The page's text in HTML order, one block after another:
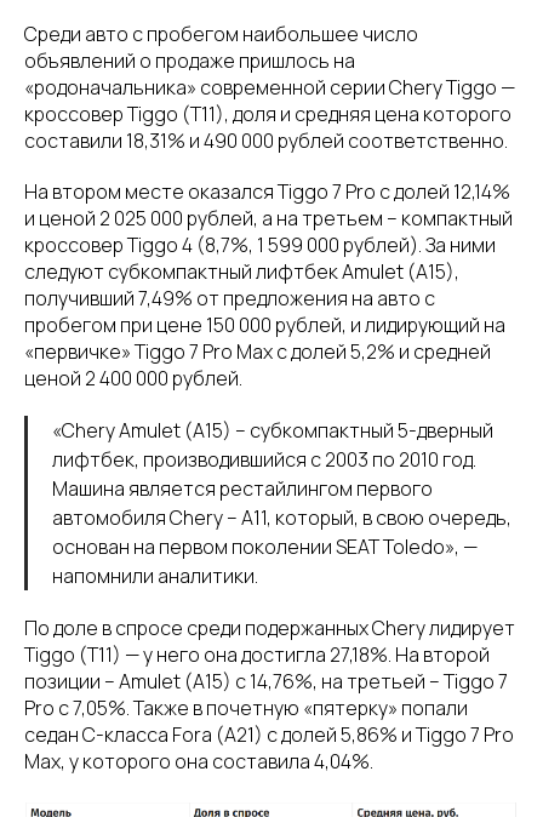
Среди авто с пробегом наибольшее число
объявлений о продаже пришлось на
«родоначальника» современной серии Chery Tiggo —
кроссовер Tiggo (T11), доля и средняя цена которого
составили 18,31% и 490 000 рублей соответственно.
На втором месте оказался Tiggo 7 Pro с долей 12,14%
и ценой 2 025 000 рублей, а на третьем – компактный
кроссовер Tiggo 4 (8,7%, 1 599 000 рублей). За ними
следуют субкомпактный лифтбек Amulet (A15),
получивший 7,49% от предложения на авто с
пробегом при цене 150 000 рублей, и лидирующий на
«первичке» Tiggo 7 Pro Max с долей 5,2% и средней
ценой 2 400 000 рублей.
«Chery Amulet (A15) – субкомпактный 5-дверный
лифтбек, производившийся с 2003 по 2010 год.
Машина является рестайлингом первого
автомобиля Chery – A11, который, в свою очередь,
основан на первом поколении SEAT Toledo», —
напомнили аналитики.
По доле в спросе среди подержанных Chery лидирует
Tiggo (T11) — у него она достигла 27,18%. На второй
позиции – Amulet (A15) с 14,76%, на третьей – Tiggo 7
Pro с 7,05%. Также в почетную «пятерку» попали
седан C-класса Fora (A21) с долей 5,86% и Tiggo 7 Pro
Max, у которого она составила 4,04%.